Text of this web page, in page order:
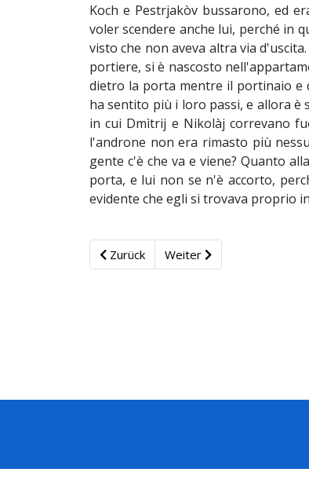
Koch e Pestrjakòv bussarono, ed
voler scendere anche lui, perché in
visto che non aveva altra via
portiere, si è nascosto
dietro la porta mentre il portinaio e
ha sentito più i loro passi, e allora è
in cui Dmìtrij e Nikolàj correvano
l'androne non era rimasto più
gente c'è che va e viene? Quanto
porta, e lui non se n'è accorto,
evidente che egli si trovava proprio
Zurück Weiter